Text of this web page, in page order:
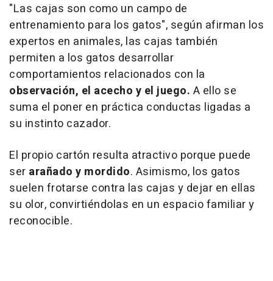
"Las cajas son como un campo de
entrenamiento para los gatos", según afirman los
expertos en animales, las cajas también
permiten a los gatos desarrollar
comportamientos relacionados con la
observación, el acecho y el juego. A ello se
suma el poner en práctica conductas ligadas a
su instinto cazador.
El propio cartón resulta atractivo porque puede
ser arañado y mordido. Asimismo, los gatos
suelen frotarse contra las cajas y dejar en ellas
su olor, convirtiéndolas en un espacio familiar y
reconocible.